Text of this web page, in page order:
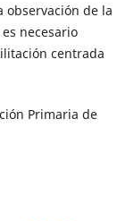
observación de la
necesario
centrada
Primaria de